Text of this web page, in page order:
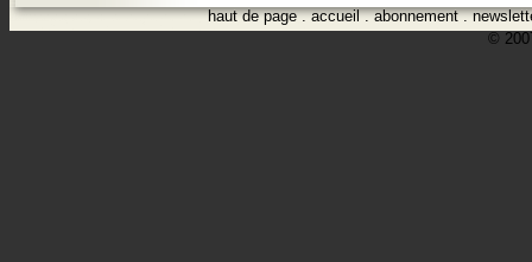
haut de page.accueil.abonnement.
©